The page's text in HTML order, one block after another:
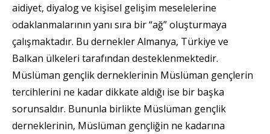
aidiyet, diyalog ve kişisel gelişim meselelerine
odaklanmalarının yanı sıra bir “ağ” oluşturmaya
çalışmaktadır. Bu dernekler Almanya, Türkiye ve
Balkan ülkeleri tarafından desteklenmektedir.
Müslüman gençlik derneklerinin Müslüman gençlerin
tercihlerini ne kadar dikkate aldığı ise bir başka
sorunsaldır. Bununla birlikte Müslüman gençlik
derneklerinin, Müslüman gençliğin ne kadarına